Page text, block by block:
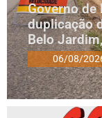
Governo de
duplicação
Belo
06/08/